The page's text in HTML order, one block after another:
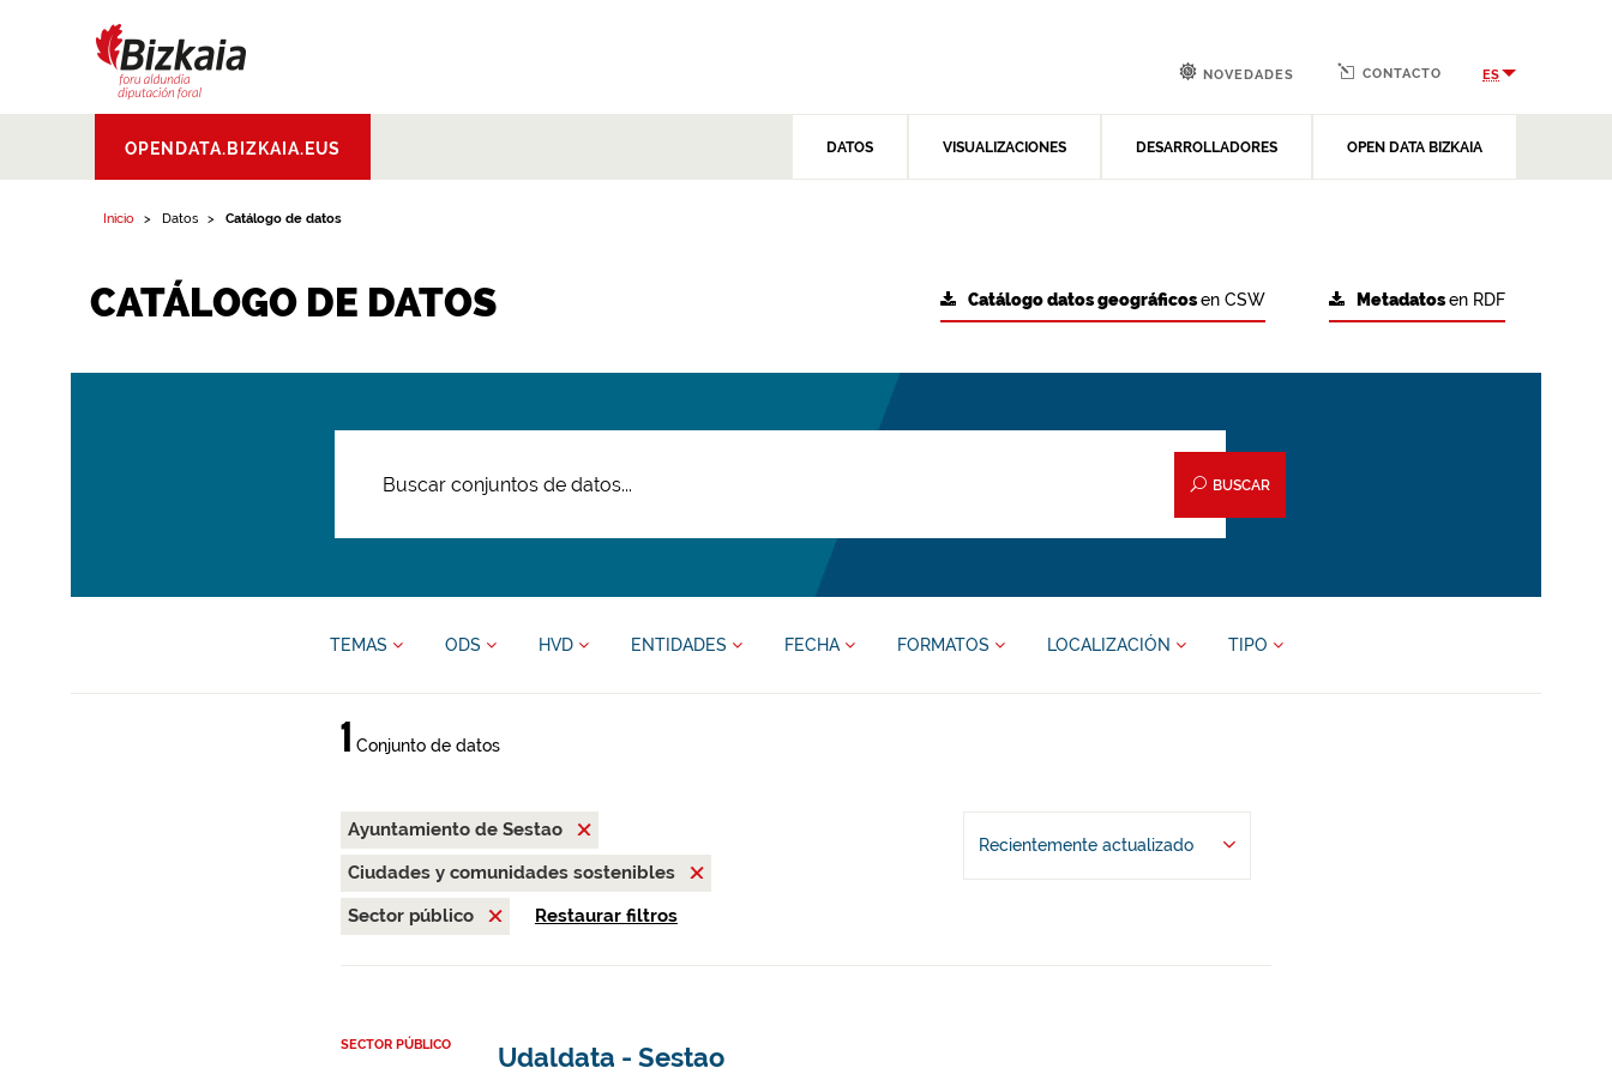
Aldundia.Diputacion
Foral de Bizkaia
OPENDATA.BIZKAIA.EUS DATOS VISUALIZACIONES DESARROLLADORES OPEN DATA BIZKAIA
NOVEDADES CONTACTO ES
Inicio Datos Catálogo de datos
CATÁLOGO DE DATOS Metadatosen RDF
Catálogo datos geográficosen CSW
BUSCAR
TEMAS ODS HVD ENTIDADES FECHA FORMATOS LOCALIZACIÓN TIPO
1 Conjunto de datos
Ayuntamiento de Sestao
Ciudades y comunidades sostenibles
Sector público
Restaurar filtros
Recientemente actualizado
SECTOR PÚBLICO Udaldata - Sestao